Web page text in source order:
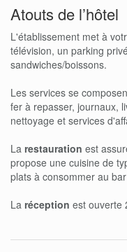
Atouts de l’hôtel
L'établissement met à
télévision, un parking
sandwiches/boissons.
Les services se
fer à repasser, journaux,
nettoyage et services
La restauration est
propose une cuisine de
plats à consommer au
La réception est ouverte